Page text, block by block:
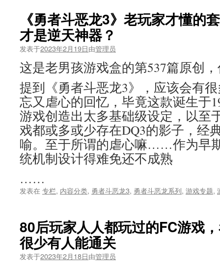
《勇者斗恶龙3》老玩家才懂的
才是逆天神器？
发表于2023年2月19日由管理员
这是老男孩游戏盒的第537篇原创
提到《勇者斗恶龙3》，应该会有
忘又虐心的回忆，毕竟这款诞生于
游戏创造出太多基础级设定，以至
戏都或多或少存在DQ3的影子，经
喻。至于所谓的虐心嘛……作为早
统机制设计得难免还不成熟
……
发表在 专栏, 内容分类, 勇者斗恶龙3, 勇者斗恶龙系列, 游戏专题,
80后玩家人人都玩过的FC游戏
很少有人能通关
发表于2023年2月18日由管理员